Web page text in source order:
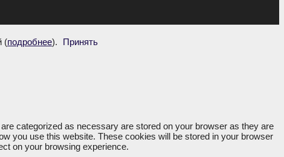
(подробнее). Принять
categorized as necessary are stored on your browser as they are
you use this website. These cookies will be stored in your browser
on your browsing experience.